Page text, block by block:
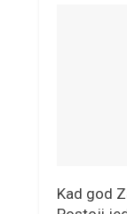
Kad god